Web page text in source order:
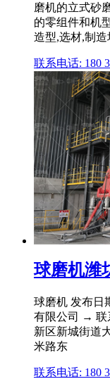
磨机的立式砂
的零组件和机
造型,选材,制造
联系电话: 180
球磨机潍
球磨机 发布日
有限公司 → 联
新区新城街道
米路东
联系电话: 180